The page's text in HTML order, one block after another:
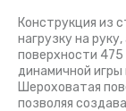
Конструкция из
нагрузку на
поверхности 475
динамичной игры
Шероховатая
позволяя